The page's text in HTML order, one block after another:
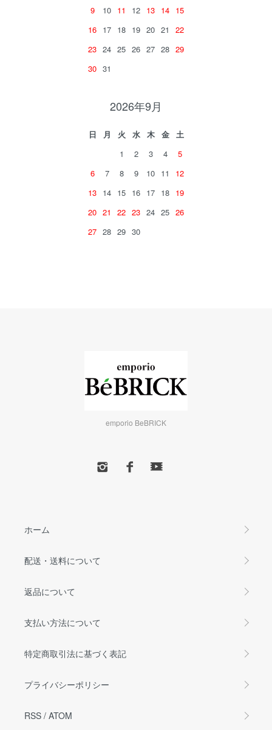
9
10 11 12 13 14 15
16 17 18 19 20 21
22
23 24 25 26 27 28 29
30 31
2026年9月
日 月 火 水 木 金
土
1
2 3 4
5
6
7 8 9 10 11
12
13 14 15 16 17 18 19
20 21 22 23 24 25 26
27 28 29 30
emporio BeBRICK
ホーム
配送・送料について
返品について
支払い方法について
特定商取引法に基づく表記
プライバシーポリシー
RSS / ATOM